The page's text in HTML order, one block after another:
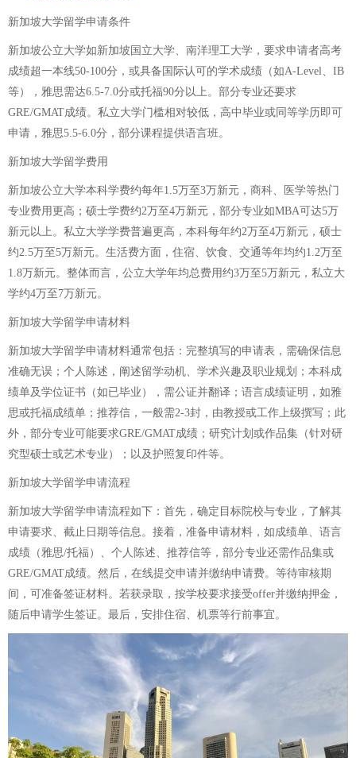
新加坡大学留学申请条件
新加坡公立大学如新加坡国立大学、南洋理工大学，要求申请者高考
成绩超一本线50-100分，或具备国际认可的学术成绩（如A-Level、IB
等），雅思需达6.5-7.0分或托福90分以上。部分专业还要求
GRE/GMAT成绩。私立大学门槛相对较低，高中毕业或同等学历即可
申请，雅思5.5-6.0分，部分课程提供语言班。
新加坡大学留学费用
新加坡公立大学本科学费约每年1.5万至3万新元，商科、医学等热门
专业费用更高；硕士学费约2万至4万新元，部分专业如MBA可达5万
新元以上。私立大学学费普遍更高，本科每年约2万至4万新元，硕士
约2.5万至5万新元。生活费方面，住宿、饮食、交通等年均约1.2万至
1.8万新元。整体而言，公立大学年均总费用约3万至5万新元，私立大
学约4万至7万新元。
新加坡大学留学申请材料
新加坡大学留学申请材料通常包括：完整填写的申请表，需确保信息
准确无误；个人陈述，阐述留学动机、学术兴趣及职业规划；本科成
绩单及学位证书（如已毕业），需公证并翻译；语言成绩证明，如雅
思或托福成绩单；推荐信，一般需2-3封，由教授或工作上级撰写；此
外，部分专业可能要求GRE/GMAT成绩；研究计划或作品集（针对研
究型硕士或艺术专业）；以及护照复印件等。
新加坡大学留学申请流程
新加坡大学留学申请流程如下：首先，确定目标院校与专业，了解其
申请要求、截止日期等信息。接着，准备申请材料，如成绩单、语言
成绩（雅思/托福）、个人陈述、推荐信等，部分专业还需作品集或
GRE/GMAT成绩。然后，在线提交申请并缴纳申请费。等待审核期
间，可准备签证材料。若获录取，按学校要求接受offer并缴纳押金，
随后申请学生签证。最后，安排住宿、机票等行前事宜。